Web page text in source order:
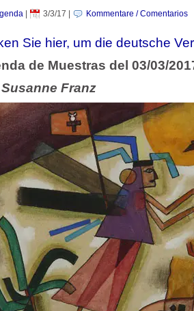
| 3/3/17 Kommentare / Comentarios
Sie hier, um die deutsche
de Muestras del 03/03/
Franz